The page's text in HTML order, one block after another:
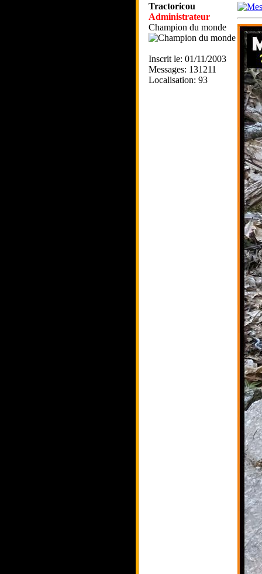
Tractoricou
Administrateur
Champion du monde
Inscrit le: 01/11/2003
Messages: 131211
Localisation: 93